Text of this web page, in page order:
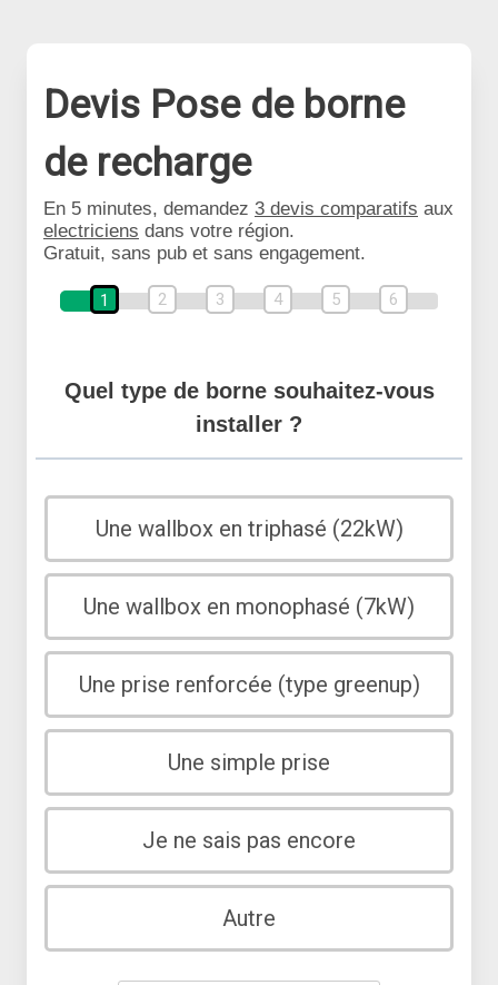
Devis Pose de borne
de recharge
En 5 minutes, demandez 3 devis comparatifs aux
electriciens dans votre région.
Gratuit, sans pub et sans engagement.
1 2 3 4 5 6
Quel type de borne souhaitez-vous
installer ?
Une wallbox en triphasé (22kW)
Une wallbox en monophasé (7kW)
Une prise renforcée (type greenup)
Une simple prise
Je ne sais pas encore
Autre